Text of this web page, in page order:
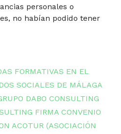
personales o
no habían podido tener
FORMATIVAS EN EL
SOCIALES DE MÁLAGA
DABO CONSULTING
FIRMA CONVENIO
ACOTUR (ASOCIACIÓN